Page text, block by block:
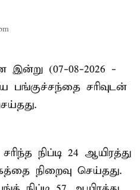
இன்று (07-08-2026 -
பங்குச்சந்தை சரிவுடன்
நிப்டி 24 ஆயிரத்து
நிறைவு செய்தது.